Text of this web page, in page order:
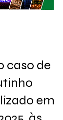
caso de
em